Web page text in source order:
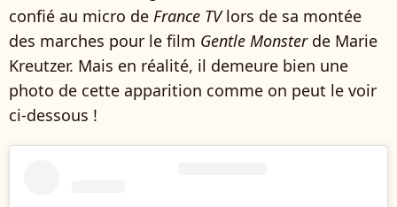
confié au micro de France TVlors de sa montée
des marches pour le film Gentle Monsterde Marie
Kreutzer. Mais en réalité, il demeure bien une
photo de cette apparition comme on peut le voir
ci-dessous !